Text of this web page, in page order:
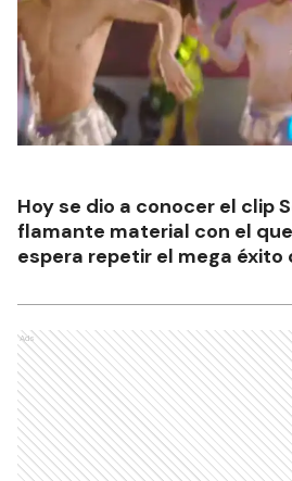
Hoy se dio a conocer el clip
flamante material con el
espera repetir el mega éxito
Ads